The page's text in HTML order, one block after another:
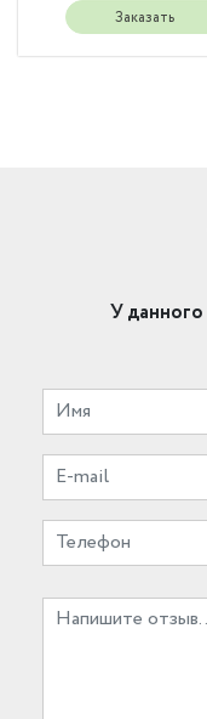
Заказать
У данного